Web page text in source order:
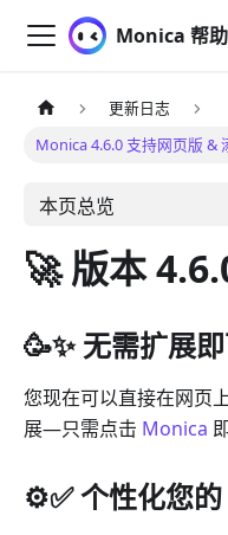
Monica 帮
更新日志
Monica 4.6.0 支持网页版 &
本页总览
🚀 版本
🥳✨ 无需扩展
您现在可以直接在网页
展—只需点击 Monica
⚙️✅ 个性化您